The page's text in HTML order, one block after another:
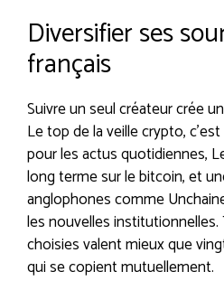
Diversifier ses
français
Suivre un seul créateur crée
Le top de la veille crypto,
pour les actus quotidiennes,
long terme sur le bitcoin, et
anglophones comme
les nouvelles
choisies valent mieux que
qui se copient mutuellement.